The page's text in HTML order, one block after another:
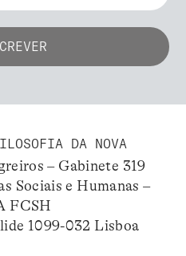
DA NOVA
– Gabinete 319
Sociais e Humanas –
FCSH
1099-032 Lisboa